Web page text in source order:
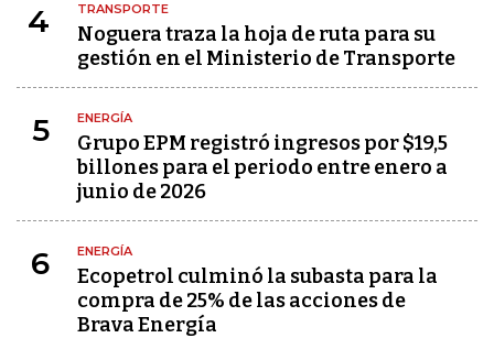
4 TRANSPORTE
Noguera traza la hoja de ruta para su
gestión en el Ministerio de Transporte
5 ENERGÍA
Grupo EPM registró ingresos por $19,5
billones para el periodo entre enero a
junio de 2026
6 ENERGÍA
Ecopetrol culminó la subasta para la
compra de 25% de las acciones de
Brava Energía